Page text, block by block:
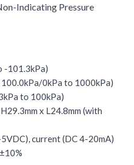
Indicating Pressure
-101.3kPa)
0kPa to 1000kPa)
to 100kPa)
x L24.8mm (with
current (DC 4-20mA)